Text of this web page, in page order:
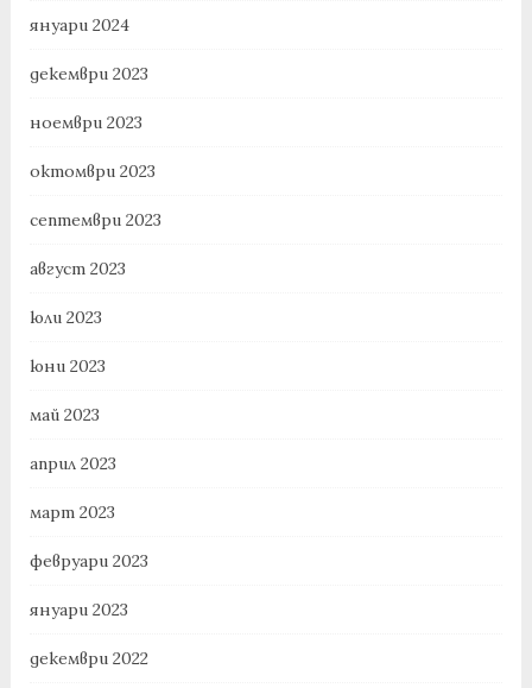
януари 2024
декември 2023
ноември 2023
октомври 2023
септември 2023
август 2023
юли 2023
юни 2023
май 2023
април 2023
март 2023
февруари 2023
януари 2023
декември 2022